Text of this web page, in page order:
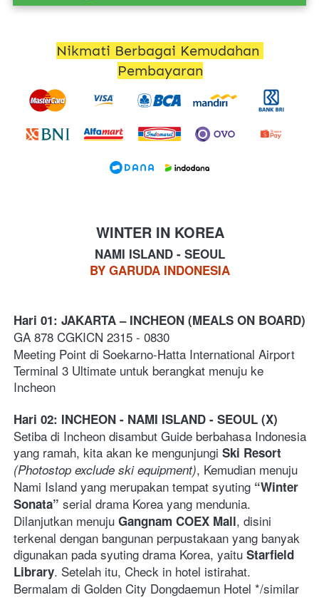
Nikmati Berbagai Kemudahan
Pembayaran
WINTER IN KOREA
NAMI ISLAND - SEOUL
BY GARUDA INDONESIA
Hari 01: JAKARTA – INCHEON (MEALS ON BOARD)
GA 878 CGKICN 2315 - 0830
Meeting Point di Soekarno-Hatta International Airport
Terminal 3 Ultimate untuk berangkat menuju ke
Incheon
Hari 02: INCHEON - NAMI ISLAND - SEOUL (X)
Setiba di Incheon disambut Guide berbahasa Indonesia
yang ramah, kita akan ke mengunjungi Ski Resort
(Photostop exclude ski equipment), Kemudian menuju
Nami Island yang merupakan tempat syuting “Winter
Sonata” serial drama Korea yang mendunia.
Dilanjutkan menuju Gangnam COEX Mall, disini
terkenal dengan bangunan perpustakaan yang banyak
digunakan pada syuting drama Korea, yaitu Starfield
Library. Setelah itu, Check in hotel istirahat.